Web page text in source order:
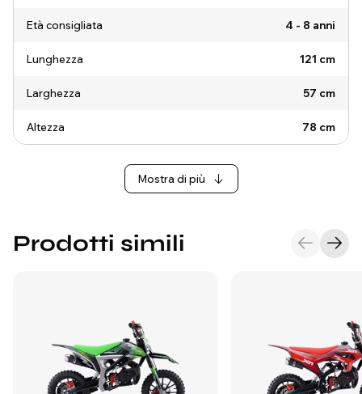
Età consigliata 4 - 8 anni
Lunghezza 121 cm
Larghezza 57 cm
Altezza 78 cm
Mostra di più
Prodotti simili